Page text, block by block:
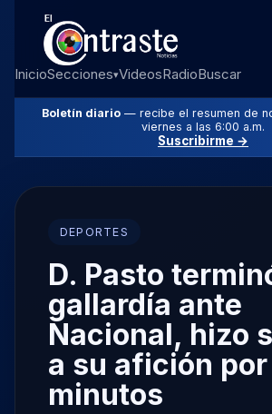
InicioSecciones▾VideosRadioBuscar
Boletín diario — recibe el resumen de
viernes a las 6:00 a.m.
Suscribirme →
DEPORTES
D. Pasto
gallardía ante
Nacional, hizo
a su afición
minutos